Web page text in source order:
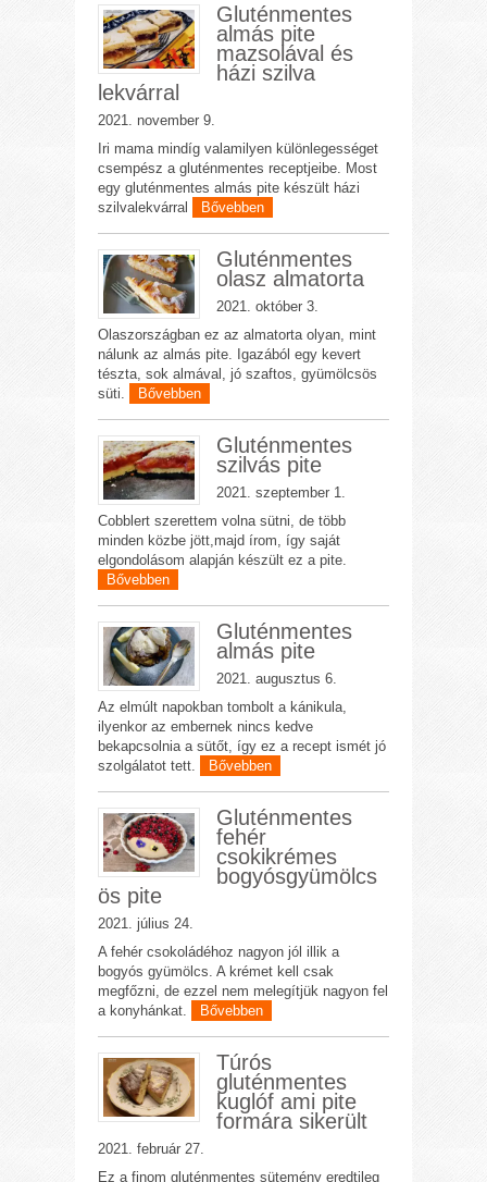
Gluténmentes
almás pite
mazsolával és
házi szilva
lekvárral
2021. november 9.
Iri mama mindíg valamilyen különlegességet
csempész a gluténmentes receptjeibe. Most
egy gluténmentes almás pite készült házi
szilvalekvárral
Bővebben
Gluténmentes
olasz almatorta
2021. október 3.
Olaszországban ez az almatorta olyan, mint
nálunk az almás pite. Igazából egy kevert
tészta, sok almával, jó szaftos, gyümölcsös
süti.
Bővebben
Gluténmentes
szilvás pite
2021. szeptember 1.
Cobblert szerettem volna sütni, de több
minden közbe jött,majd írom, így saját
elgondolásom alapján készült ez a pite.
Bővebben
Gluténmentes
almás pite
2021. augusztus 6.
Az elmúlt napokban tombolt a kánikula,
ilyenkor az embernek nincs kedve
bekapcsolnia a sütőt, így ez a recept ismét jó
szolgálatot tett.
Bővebben
Gluténmentes
fehér
csokikrémes
bogyósgyümölcs
ös pite
2021. július 24.
A fehér csokoládéhoz nagyon jól illik a
bogyós gyümölcs. A krémet kell csak
megfőzni, de ezzel nem melegítjük nagyon fel
a konyhánkat.
Bővebben
Túrós
gluténmentes
kuglóf ami pite
formára sikerült
2021. február 27.
Ez a finom gluténmentes sütemény eredtileg